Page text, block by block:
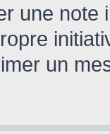
une note
un